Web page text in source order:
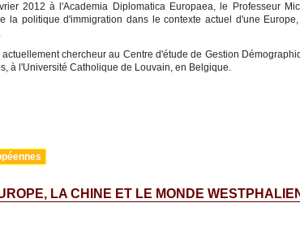
2012 à l'Academia Diplomatica Europaea, le Professeur
la politique d'immigration dans le contexte actuel d'une
chercheur au Centre d'étude de Gestion
à l'Université Catholique de Louvain, en Belgique.
LA CHINE ET LE MONDE